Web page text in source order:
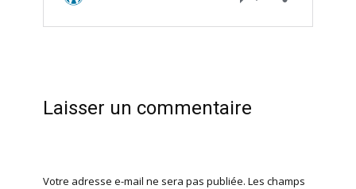
Laisser un commentaire
Votre adresse e-mail ne sera pas publiée. Les champs